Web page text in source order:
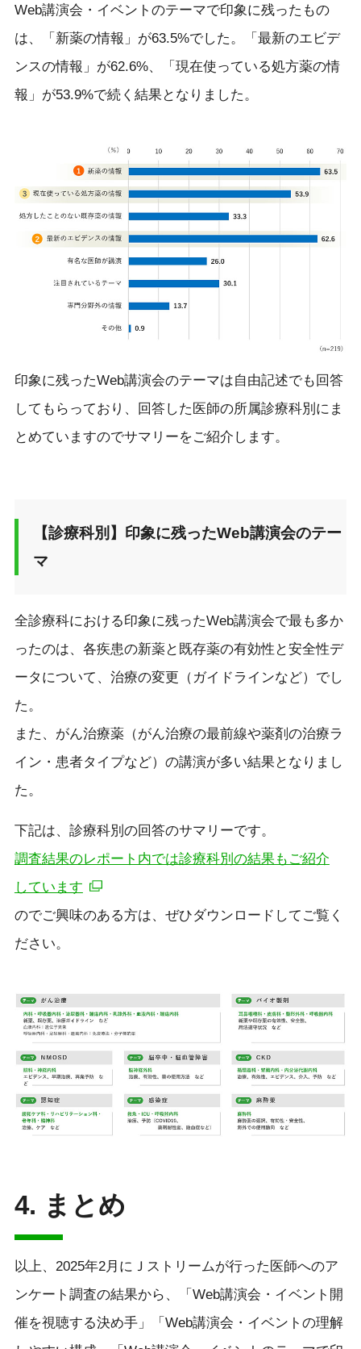
Web講演会・イベントのテーマで印象に残ったもの
は、「新薬の情報」が63.5%でした。「最新のエビデ
ンスの情報」が62.6%、「現在使っている処方薬の情
報」が53.9%で続く結果となりました。
印象に残ったWeb講演会のテーマは自由記述でも回答
してもらっており、回答した医師の所属診療科別にま
とめていますのでサマリーをご紹介します。
【診療科別】印象に残ったWeb講演会のテー
マ
全診療科における印象に残ったWeb講演会で最も多か
ったのは、各疾患の新薬と既存薬の有効性と安全性デ
ータについて、治療の変更（ガイドラインなど）でし
た。
また、がん治療薬（がん治療の最前線や薬剤の治療ラ
イン・患者タイプなど）の講演が多い結果となりまし
た。
下記は、診療科別の回答のサマリーです。
調査結果のレポート内では診療科別の結果もご紹介
しています
のでご興味のある方は、ぜひダウンロードしてご覧く
ださい。
4. まとめ
以上、2025年2月にＪストリームが行った医師へのア
ンケート調査の結果から、「Web講演会・イベント開
催を視聴する決め手」「Web講演会・イベントの理解